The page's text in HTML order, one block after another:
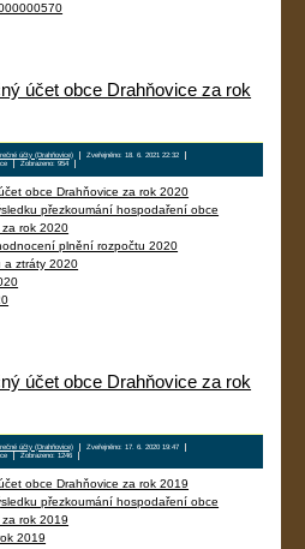
účet obce Drahňovice za rok
účty (Drahňovice)
Zveřejněno: 18. 6. 2021 22:32
Zobrazeno: 954
obce Drahňovice za rok 2020
přezkoumání hospodaření obce
za rok 2020
plnění rozpočtu 2020
a ztráty 2020
účet obce Drahňovice za rok
účty (Drahňovice)
Zveřejněno: 17. 6. 2020 19:47
Zobrazeno: 1246
obce Drahňovice za rok 2019
přezkoumání hospodaření obce
rok 2019
2019